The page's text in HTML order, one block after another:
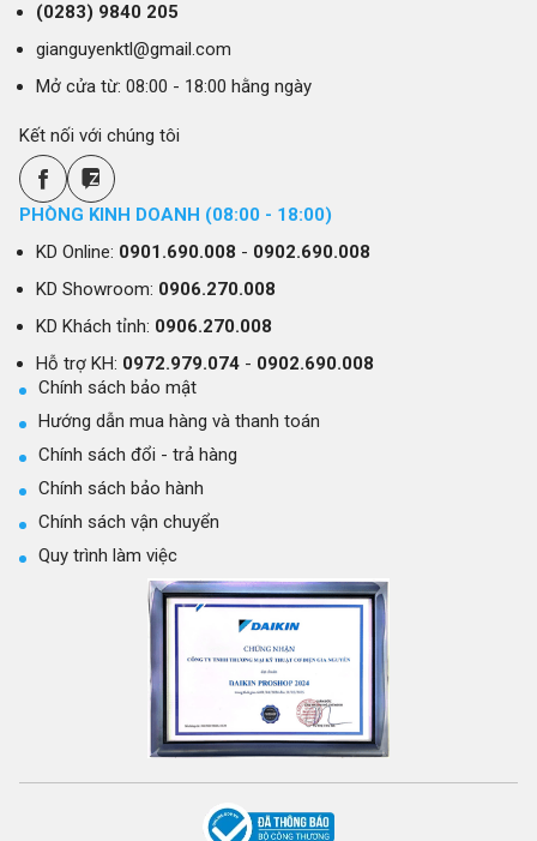
(0283) 9840 205
gianguyenktl@gmail.com
Mở cửa từ: 08:00 - 18:00 hằng ngày
Kết nối với chúng tôi
PHÒNG KINH DOANH (08:00 - 18:00)
KD Online: 0901.690.008 - 0902.690.008
KD Showroom: 0906.270.008
KD Khách tỉnh: 0906.270.008
Hỗ trợ KH: 0972.979.074- 0902.690.008
Chính sách bảo mật
Hướng dẫn mua hàng và thanh toán
Chính sách đổi - trả hàng
Chính sách bảo hành
Chính sách vận chuyển
Quy trình làm việc